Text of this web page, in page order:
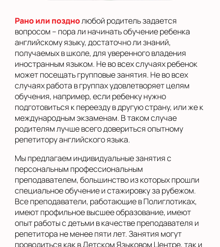
Рано или позднолюбой родитель задается
вопросом – пора ли начинать обучение ребенка
английскому языку, достаточно ли знаний,
получаемых в школе, для уверенного владения
иностранным языком. Не во всех случаях ребенок
может посещать групповые занятия. Не во всех
случаях работа в группах удовлетворяет целям
обучения, например, если ребенку нужно
подготовиться к переезду в другую страну, или же к
международным экзаменам. В таком случае
родителям лучше всего довериться опытному
репетитору английского языка.
Мы предлагаем индивидуальные занятия с
персональным профессиональным
преподавателем, большинство из которых прошли
специальное обучение и стажировку за рубежом.
Все преподаватели, работающие в Полиглотиках,
имеют профильное высшее образование, имеют
опыт работы с детьми в качестве преподавателя и
репетитора не менее пяти лет. Занятия могут
проводиться как в Детском Языковом Центре, так и